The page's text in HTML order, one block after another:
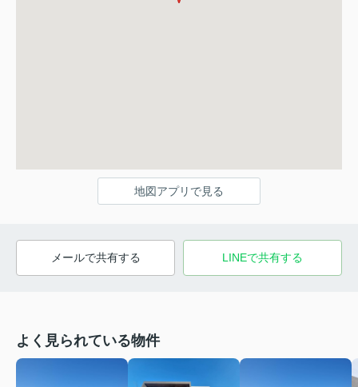
地図アプリで見る
メールで共有する LINEで共有する
よく見られている物件